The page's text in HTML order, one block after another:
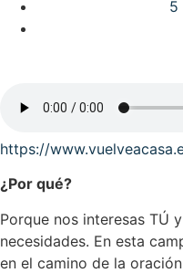
5
https://
¿Por qué?
Porque nos interesas TÚ
necesidades. En esta
en el camino de la